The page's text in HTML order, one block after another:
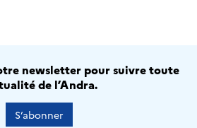
newsletter pour suivre toute
de l’Andra.
S’abonner